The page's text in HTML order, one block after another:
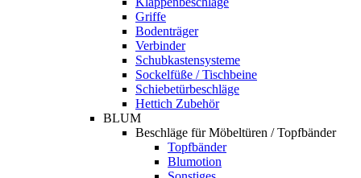
Griffe
Bodenträger
Verbinder
Schubkastensysteme
Sockelfüße / Tischbeine
Schiebetürbeschläge
Hettich Zubehör
BLUM
Beschläge für Möbeltüren / Topfbänder
Topfbänder
Blumotion